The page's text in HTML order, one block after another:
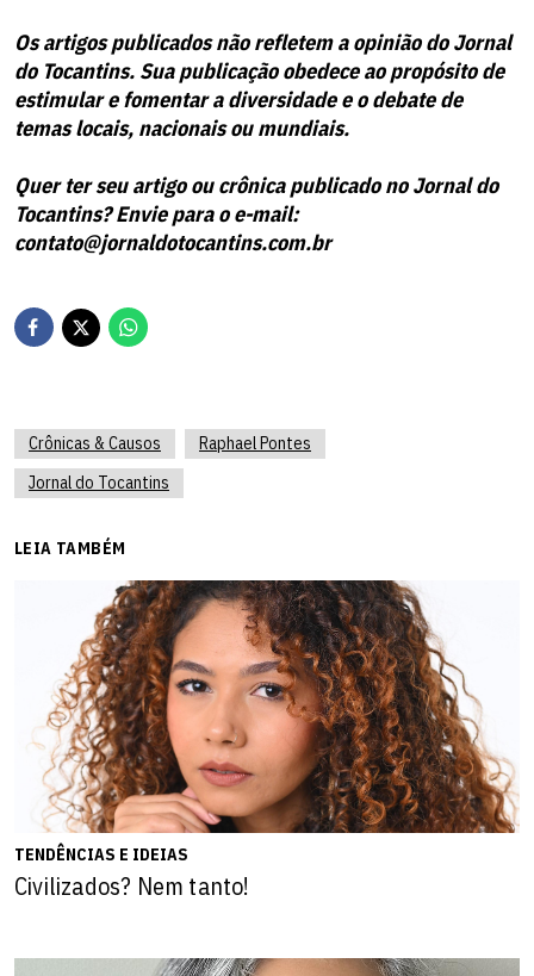
Os artigos publicados não refletem a opinião do Jornal
do Tocantins. Sua publicação obedece ao propósito de
estimular e fomentar a diversidade e o debate de
temas locais, nacionais ou mundiais.
Quer ter seu artigo ou crônica publicado no Jornal do
Tocantins? Envie para o e-mail:
contato@jornaldotocantins.com.br
Crônicas & Causos
Raphael Pontes
Jornal do Tocantins
LEIA TAMBÉM
TENDÊNCIAS E IDEIAS
Civilizados? Nem tanto!